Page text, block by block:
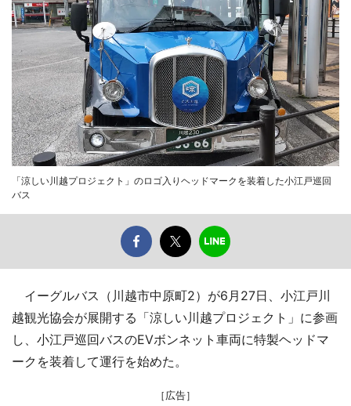
「涼しい川越プロジェクト」のロゴ入りヘッドマークを装着した小江戸巡回
バス
イーグルバス（川越市中原町2）が6月27日、小江戸川
越観光協会が展開する「涼しい川越プロジェクト」に参画
し、小江戸巡回バスのEVボンネット車両に特製ヘッドマ
ークを装着して運行を始めた。
［広告］